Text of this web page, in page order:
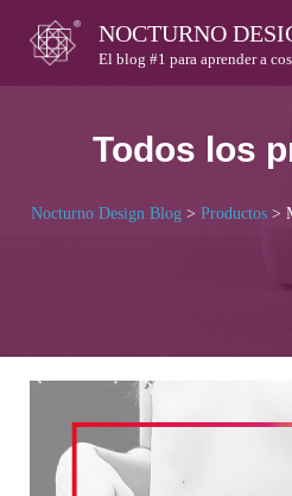
content
NOCTURNO
El blog #1 para aprender a
Todos los
Nocturno Design Blog > Productos >